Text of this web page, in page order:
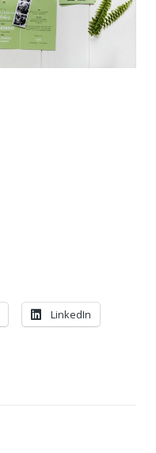
LinkedIn